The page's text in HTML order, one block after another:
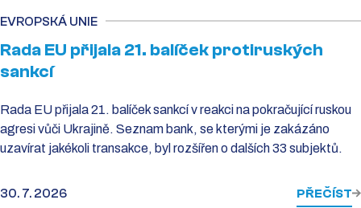
EVROPSKÁ UNIE
Rada EU přijala 21. balíček protiruských
sankcí
Rada EU přijala 21. balíček sankcí v reakci na pokračující ruskou
agresi vůči Ukrajině. Seznam bank, se kterými je zakázáno
uzavírat jakékoli transakce, byl rozšířen o dalších 33 subjektů.
30. 7. 2026 PŘEČÍST